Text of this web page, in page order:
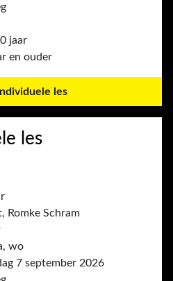
jaar
en ouder
les
les
Romke Schram
wo
7 september 2026